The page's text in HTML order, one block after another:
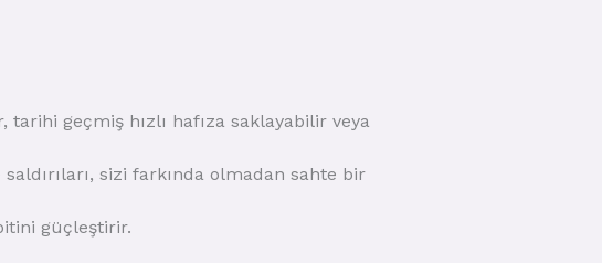
tarihi geçmiş hızlı hafıza saklayabilir veya
sizi farkında olmadan sahte bir
güçleştirir.